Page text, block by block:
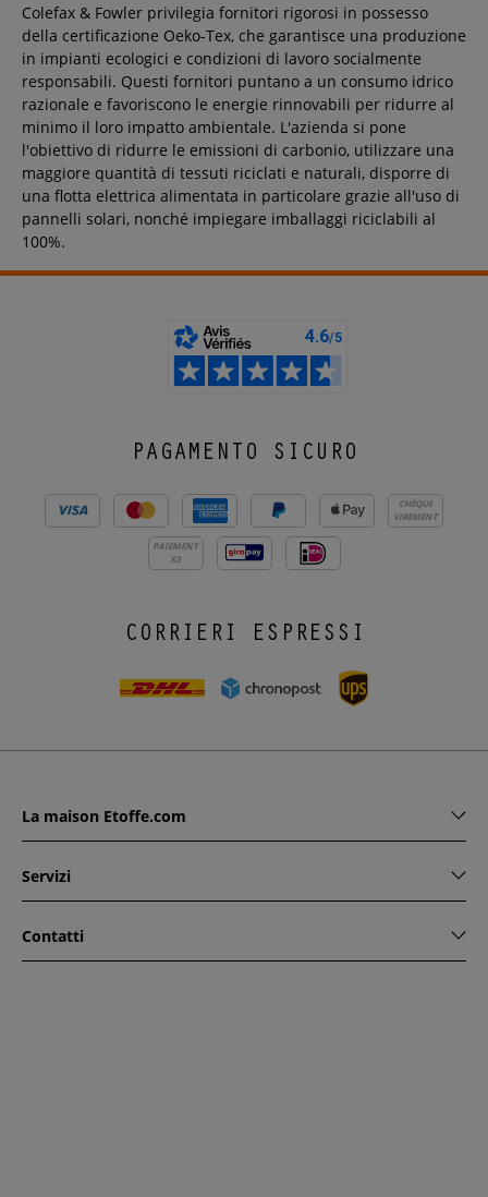
Colefax & Fowler privilegia fornitori rigorosi in possesso
della certificazione Oeko-Tex, che garantisce una produzione
in impianti ecologici e condizioni di lavoro socialmente
responsabili. Questi fornitori puntano a un consumo idrico
razionale e favoriscono le energie rinnovabili per ridurre al
minimo il loro impatto ambientale. L'azienda si pone
l'obiettivo di ridurre le emissioni di carbonio, utilizzare una
maggiore quantità di tessuti riciclati e naturali, disporre di
una flotta elettrica alimentata in particolare grazie all'uso di
pannelli solari, nonché impiegare imballaggi riciclabili al
100%.
PAGAMENTO SICURO
CHÈQUE
VIREMENT
PAIEMENT
X3
CORRIERI ESPRESSI
La maison Etoffe.com
Servizi
Contatti